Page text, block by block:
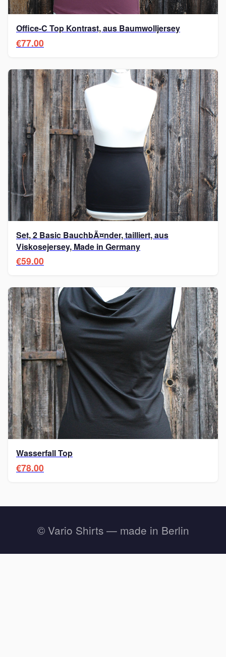
Office-C Top Kontrast, aus Baumwolljersey
€77.00
Set, 2 Basic BauchbÃ¤nder, tailliert, aus
Viskosejersey, Made in Germany
€59.00
Wasserfall Top
€78.00
© Vario Shirts — made in Berlin